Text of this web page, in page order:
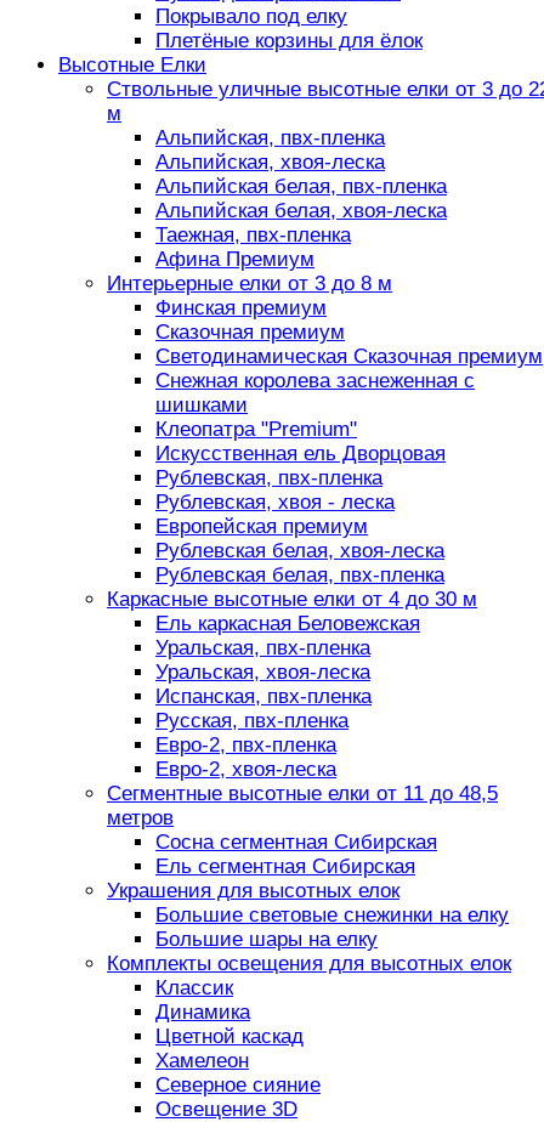
Покрывало под елку
Плетёные корзины для ёлок
Высотные Елки
Ствольные уличные высотные елки от 3 до
м
Альпийская, пвх-пленка
Альпийская, хвоя-леска
Альпийская белая, пвх-пленка
Альпийская белая, хвоя-леска
Таежная, пвх-пленка
Афина Премиум
Интерьерные елки от 3 до 8 м
Финская премиум
Сказочная премиум
Светодинамическая Сказочная премиум
Снежная королева заснеженная с
шишками
Клеопатра "Premium"
Искусственная ель Дворцовая
Рублевская, пвх-пленка
Рублевская, хвоя - леска
Европейская премиум
Рублевская белая, хвоя-леска
Рублевская белая, пвх-пленка
Каркасные высотные елки от 4 до 30 м
Ель каркасная Беловежская
Уральская, пвх-пленка
Уральская, хвоя-леска
Испанская, пвх-пленка
Русская, пвх-пленка
Евро-2, пвх-пленка
Евро-2, хвоя-леска
Сегментные высотные елки от 11 до 48,5
метров
Сосна сегментная Сибирская
Ель сегментная Сибирская
Украшения для высотных елок
Большие световые снежинки на елку
Большие шары на елку
Комплекты освещения для высотных елок
Классик
Динамика
Цветной каскад
Хамелеон
Северное сияние
Освещение 3D